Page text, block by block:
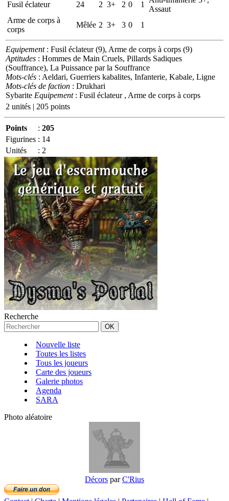
Fusil éclateur
24 2 3+ 2 0 1
Assaut
Arme de corps à
corps
Mêlée 2 3+ 3 0 1
Equipement: Fusil éclateur (9), Arme de corps à corps (9)
Aptitudes : Hommes de Main Cruels, Pillards Sadiques
(Souffrance), La Puissance par la Souffrance
Mots-clés : Aeldari, Guerriers kabalites, Infanterie, Kabale, Ligne
Mots-clés de faction : Drukhari
Sybarite Equipement: Fusil éclateur , Arme de corps à corps
2 unités | 205 points
Points : 205
Figurines : 14
Unités
: 2
Recherche
Nouvelle liste
Toutes les listes
Tous les joueurs
Carte des joueurs
Galerie photos
Agenda
SARA
Photo aléatoire
Décors parC'Rius